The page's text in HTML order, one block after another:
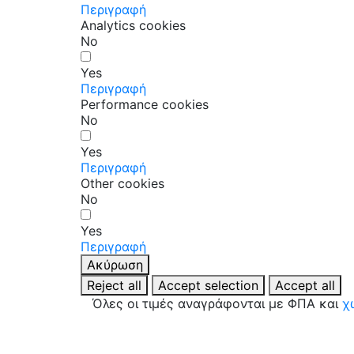
Περιγραφή
Analytics cookies
No
Yes
Περιγραφή
Performance cookies
No
Yes
Περιγραφή
Other cookies
No
Yes
Περιγραφή
Ακύρωση
Reject all
Accept selection Accept all
Όλες οι τιμές αναγράφονται με ΦΠΑ και